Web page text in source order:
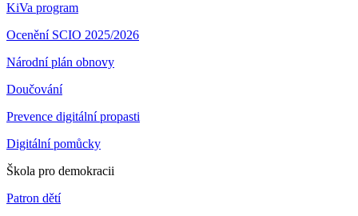
KiVa program
Ocenění SCIO 2025/2026
Národní plán obnovy
Doučování
Prevence digitální propasti
Digitální pomůcky
Škola pro demokracii
Patron dětí